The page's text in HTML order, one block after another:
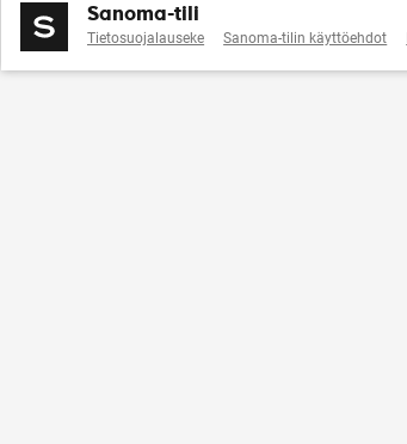
Sanoma-tili
Tietosuojalauseke Sanoma-tilin käyttöehdot